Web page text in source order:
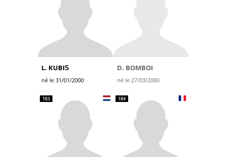
L. KUBIŠ
né le 31/01/2000
D. BOMBOI
né le 27/03/2000
183 184